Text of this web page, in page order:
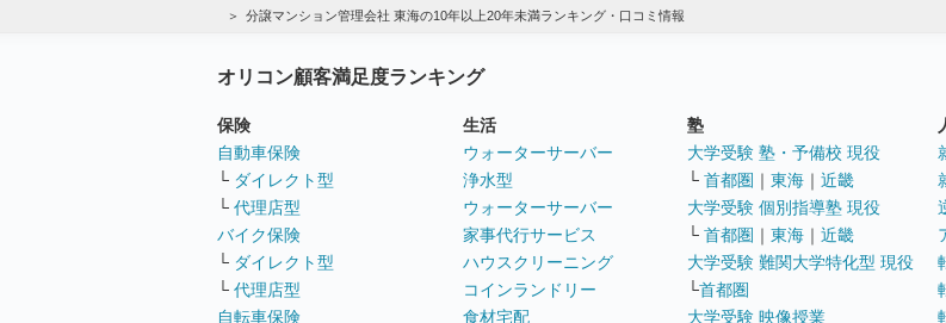
分譲マンション管理会社 東海の10年以上20年未満ランキング・口コミ情報
オリコン顧客満足度ランキング
保険
自動車保険
└ ダイレクト型
└ 代理店型
バイク保険
└ ダイレクト型
└ 代理店型
自転車保険
生活
ウォーターサーバー
浄水型
ウォーターサーバー
家事代行サービス
ハウスクリーニング
コインランドリー
食材宅配
塾
大学受験 塾・予備校 現役
└ 首都圏 ｜ 東海 ｜ 近畿
大学受験 個別指導塾 現役
└ 首都圏 ｜ 東海 ｜ 近畿
大学受験 難関大学特化型 現役
└首都圏
大学受験 映像授業